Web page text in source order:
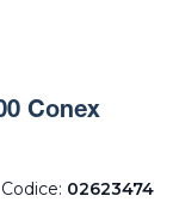
Conex
Codice: 02623474